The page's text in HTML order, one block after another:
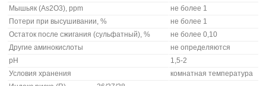
Мышьяк (As2O3), ppm
не более 1
Потери при высушивании, %
не более 1
Остаток после сжигания (сульфатный), %
не более 0,10
Другие аминокислоты
не определяются
рН
1,5-2
Условия хранения
комнатная температура